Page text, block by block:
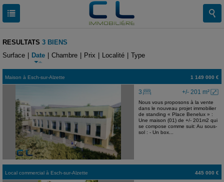
RESULTATS 3 BIENS
Surface
Date Chambre Prix Localité Type
Maison à Esch-sur-Alzette 1 149 000 €
+/- 201 m²
3
Nous vous proposons à la vente
dans le nouveau projet immobilier
de standing « Place Benelux » :
Une maison (01) de +/- 201m2 qui
se compose comme suit: Au sous-
sol : - Un box...
Local commercial à Esch-sur-Alzette 445 000 €